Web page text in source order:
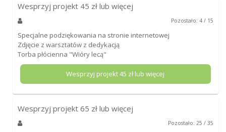
Wesprzyj projekt 45 zł lub więcej
Pozostało: 4 / 15
Specjalne podziękowania na stronie internetowej
Zdjęcie z warsztatów z dedykacją
Torba płócienna "Wióry lecą"
Wesprzyj projekt45 zł lub więcej
Wesprzyj projekt 65 zł lub więcej
Pozostało: 25 / 35